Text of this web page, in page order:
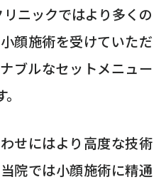
ニックではより多くの
顔施術を受けていただ
ブルなセットメニュー
せにはより高度な技術
院では小顔施術に精通